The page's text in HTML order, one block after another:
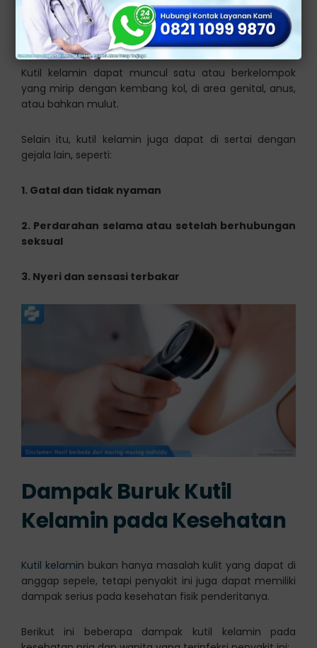
Gejala utama kutil kelamin adalah munculnya
pertumbuhan daging atau benjolan yang berwarna
kemerahan atau putih.
Kutil kelamin dapat muncul satu atau berkelompok
yang mirip dengan kembang kol, di area genital, anus,
atau bahkan mulut.
Selain itu, kutil kelamin juga dapat di sertai dengan
gejala lain, seperti:
1. Gatal dan tidak nyaman
2. Perdarahan selama atau setelah berhubungan
seksual
3. Nyeri dan sensasi terbakar
Dampak Buruk Kutil
Kelamin pada Kesehatan
Kutil kelamin bukan hanya masalah kulit yang dapat di
anggap sepele, tetapi penyakit ini juga dapat memiliki
dampak serius pada kesehatan fisik penderitanya.
Berikut ini beberapa dampak kutil kelamin pada